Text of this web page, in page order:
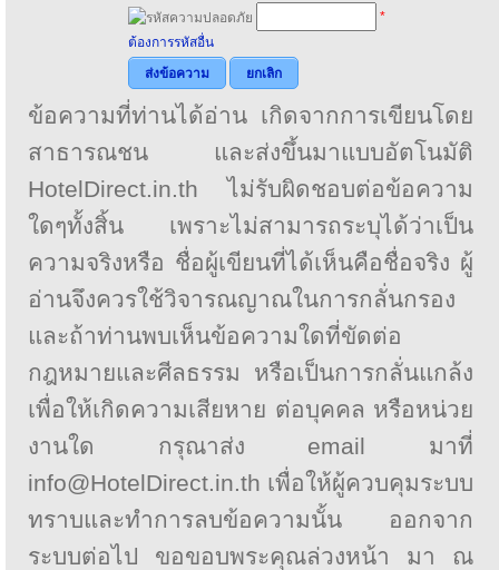
*
ต้องการรหัสอื่น
ส่งข้อความ
ยกเลิก
ข้อความที่ท่านได้อ่าน เกิดจากการเขียนโดย
สาธารณชน และส่งขึ้นมาแบบอัตโนมัติ
HotelDirect.in.th ไม่รับผิดชอบต่อข้อความ
ใดๆทั้งสิ้น เพราะไม่สามารถระบุได้ว่าเป็น
ความจริงหรือ ชื่อผู้เขียนที่ได้เห็นคือชื่อจริง ผู้
อ่านจึงควรใช้วิจารณญาณในการกลั่นกรอง
และถ้าท่านพบเห็นข้อความใดที่ขัดต่อ
กฎหมายและศีลธรรม หรือเป็นการกลั่นแกล้ง
เพื่อให้เกิดความเสียหาย ต่อบุคคล หรือหน่วย
งานใด กรุณาส่ง email มาที่
info@HotelDirect.in.th เพื่อให้ผู้ควบคุมระบบ
ทราบและทำการลบข้อความนั้น ออกจาก
ระบบต่อไป ขอขอบพระคุณล่วงหน้า มา ณ